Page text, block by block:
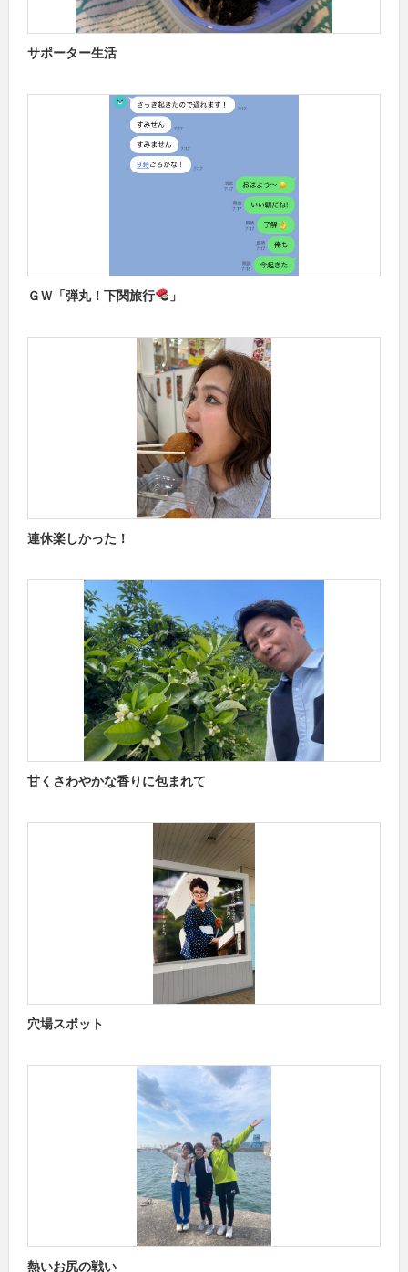
サポーター生活
ＧＷ「弾丸！下関旅行 」
連休楽しかった！
甘くさわやかな香りに包まれて
穴場スポット
熱いお尻の戦い